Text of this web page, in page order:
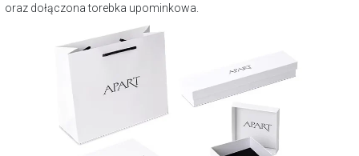
oraz dołączona torebka upominkowa.